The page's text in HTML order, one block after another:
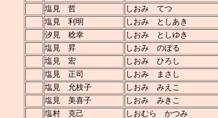
塩見 哲
しおみ てつ
塩見 利明
しおみ としあき
汐見 稔幸
しおみ としゆき
塩見 昇
しおみ のぼる
塩見 宏
しおみ ひろし
塩見 正司
しおみ まさし
塩見 允枝子
しおみ みえこ
塩見 美喜子
しおみ みきこ
塩村 克己
しおむら かつみ